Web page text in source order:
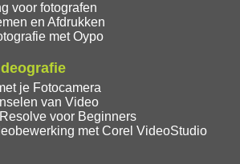
voor fotografen
en Afdrukken
met Oypo
je Fotocamera
van Video
voor Beginners
met Corel VideoStudio